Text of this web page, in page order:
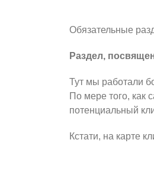
Обязательные
Раздел,
Тут мы работали
По мере того, как
потенциальный
Кстати, на карте